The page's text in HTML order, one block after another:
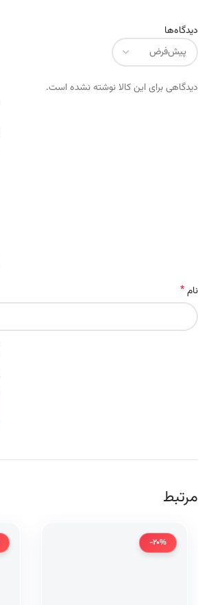
دیدگاه‌ها
دیدگاهی برای این کالا نوشته نشده است.
نام*
مرتبط
-20%